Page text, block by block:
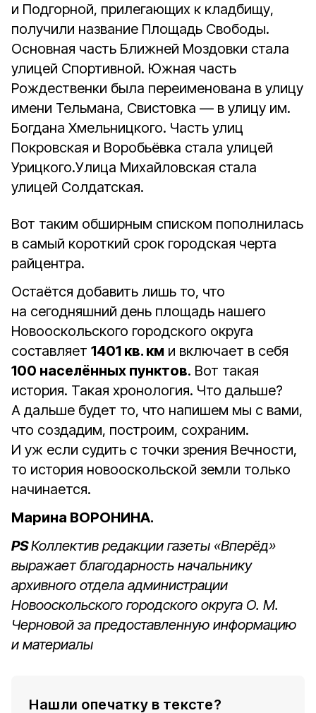
и Подгорной, прилегающих к кладбищу,
получили название Площадь Свободы.
Основная часть Ближней Моздовки стала
улицей Спортивной. Южная часть
Рождественки была переименована в улицу
имени Тельмана, Свистовка — в улицу им.
Богдана Хмельницкого. Часть улиц
Покровская и Воробьёвка стала улицей
Урицкого.Улица Михайловская стала
улицей Солдатская.
Вот таким обширным списком пополнилась
в самый короткий срок городская черта
райцентра.
Остаётся добавить лишь то, что
на сегодняшний день площадь нашего
Новооскольского городского округа
составляет 1401 кв. км и включает в себя
100 населённых пунктов. Вот такая
история. Такая хронология. Что дальше?
А дальше будет то, что напишем мы с вами,
что создадим, построим, сохраним.
И уж если судить с точки зрения Вечности,
то история новооскольской земли только
начинается.
Марина ВОРОНИНА.
PSКоллектив редакции газеты «Вперёд»
выражает благодарность начальнику
архивного отдела администрации
Новооскольского городского округа О. М.
Черновой за предоставленную информацию
и материалы
Нашли опечатку в тексте?